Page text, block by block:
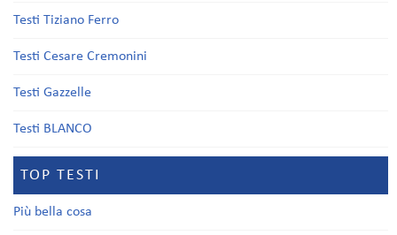
Testi Tiziano Ferro
Testi Cesare Cremonini
Testi Gazzelle
Testi BLANCO
TOP TESTI
Più bella cosa